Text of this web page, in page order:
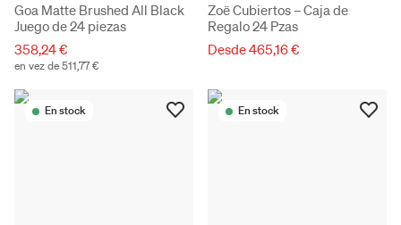
Goa Matte Brushed All Black
Juego de 24 piezas
358,24 €
en vez de 511,77 €
Zoë Cubiertos – Caja de
Regalo 24 Pzas
Desde 465,16 €
En stock En stock